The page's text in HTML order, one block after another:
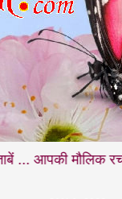
रचनाओं का